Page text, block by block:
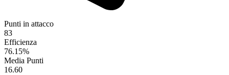
Punti in attacco
83
Efficienza
76.15%
Media Punti
16.60